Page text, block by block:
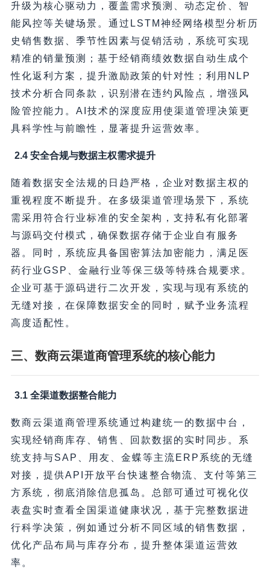
升级为核心驱动力，覆盖需求预测、动态定价、智
能风控等关键场景。通过LSTM神经网络模型分析历
史销售数据、季节性因素与促销活动，系统可实现
精准的销量预测；基于经销商绩效数据自动生成个
性化返利方案，提升激励政策的针对性；利用NLP
技术分析合同条款，识别潜在违约风险点，增强风
险管控能力。AI技术的深度应用使渠道管理决策更
具科学性与前瞻性，显著提升运营效率。
2.4 安全合规与数据主权需求提升
随着数据安全法规的日趋严格，企业对数据主权的
重视程度不断提升。在多级渠道管理场景下，系统
需采用符合行业标准的安全架构，支持私有化部署
与源码交付模式，确保数据存储于企业自有服务
器。同时，系统应具备国密算法加密能力，满足医
药行业GSP、金融行业等保三级等特殊合规要求。
企业可基于源码进行二次开发，实现与现有系统的
无缝对接，在保障数据安全的同时，赋予业务流程
高度适配性。
三、数商云渠道商管理系统的核心能力
3.1 全渠道数据整合能力
数商云渠道商管理系统通过构建统一的数据中台，
实现经销商库存、销售、回款数据的实时同步。系
统支持与SAP、用友、金蝶等主流ERP系统的无缝
对接，提供API开放平台快速整合物流、支付等第三
方系统，彻底消除信息孤岛。总部可通过可视化仪
表盘实时查看全国渠道健康状况，基于完整数据进
行科学决策，例如通过分析不同区域的销售数据，
优化产品布局与库存分布，提升整体渠道运营效
率。